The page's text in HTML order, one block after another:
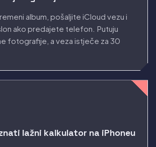
album, pošaljite iCloud vezu i
ako predajete telefon. Putuju
fotografije, a veza istječe za 30
lažni kalkulator na iPhoneu